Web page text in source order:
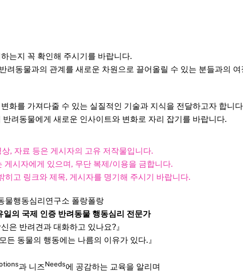
는지 꼭 확인해 주시기를 바랍니다.
려동물과의 관계를 새로운 차원으로 끌어올릴 수 있는 분들과의 여
화를 가져다줄 수 있는 실질적인 기술과 지식을 전달하고자 합니
려동물에게 새로운 인사이트와 변화로 자리 잡기를 바랍니다.
, 자료 등은 게시자의 고유 저작물입니다.
게시자에게 있으며, 무단 복제/이용을 금합니다.
히고 링크와 제목, 게시자를 명기해 주시기 바랍니다.​
물행동심리연구소 폴랑폴랑
일의 국제 인증 반려동물 행동심리 전문가
은 반려견과 대화하고 있나요?』
든 동물의 행동에는 나름의 이유가 있다.』
과 니즈Needs에 공감하는 교육을 알리며